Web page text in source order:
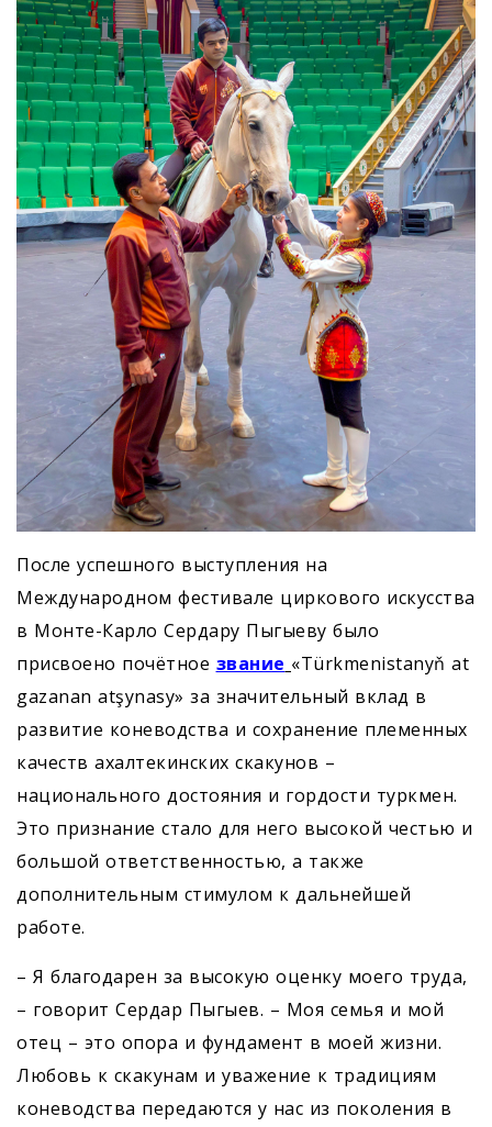
После успешного выступления на
Международном фестивале циркового искусства
в Монте-Карло Сердару Пыгыеву было
присвоено почётное звание «Türkmenistanyň at
gazanan atşynasy» за значительный вклад в
развитие коневодства и сохранение племенных
качеств ахалтекинских скакунов –
национального достояния и гордости туркмен.
Это признание стало для него высокой честью и
большой ответственностью, а также
дополнительным стимулом к дальнейшей
работе.
– Я благодарен за высокую оценку моего труда,
– говорит Сердар Пыгыев. – Моя семья и мой
отец – это опора и фундамент в моей жизни.
Любовь к скакунам и уважение к традициям
коневодства передаются у нас из поколения в